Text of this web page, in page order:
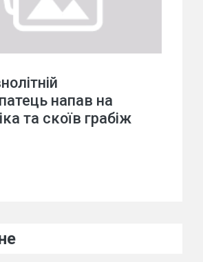
напав на
та скоїв грабіж